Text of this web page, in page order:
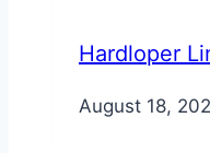
Hardloper
ByNicole
August 18,